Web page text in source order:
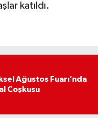
katıldı.
Ağustos Fuarı’nda
Coşkusu